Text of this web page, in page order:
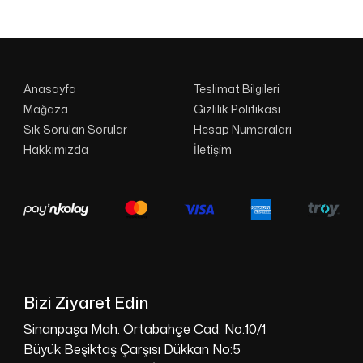
Bizi Ziyaret Edin
Sinanpaşa Mah. Ortabahçe Cad. No:10/1
Büyük Beşiktaş Çarşısı Dükkan No:5
Anasayfa
Mağaza
Sık Sorulan Sorular
Hakkımızda
Teslimat Bilgileri
Gizlilik Politikası
Hesap Numaraları
İletişim